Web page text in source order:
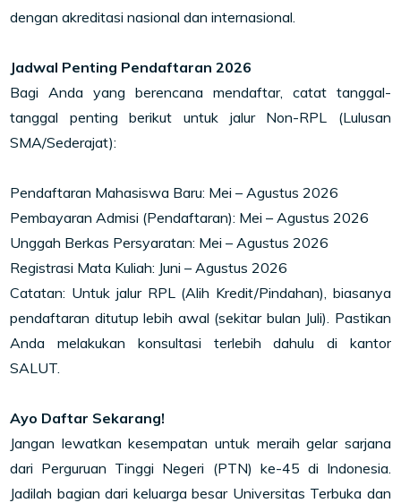
dengan akreditasi nasional dan internasional.
Jadwal Penting Pendaftaran 2026
Bagi Anda yang berencana mendaftar, catat tanggal-
tanggal penting berikut untuk jalur Non-RPL (Lulusan
SMA/Sederajat):
Pendaftaran Mahasiswa Baru: Mei – Agustus 2026
Pembayaran Admisi (Pendaftaran): Mei – Agustus 2026
Unggah Berkas Persyaratan: Mei – Agustus 2026
Registrasi Mata Kuliah: Juni – Agustus 2026
Catatan: Untuk jalur RPL (Alih Kredit/Pindahan), biasanya
pendaftaran ditutup lebih awal (sekitar bulan Juli). Pastikan
Anda melakukan konsultasi terlebih dahulu di kantor
SALUT.
Ayo Daftar Sekarang!
Jangan lewatkan kesempatan untuk meraih gelar sarjana
dari Perguruan Tinggi Negeri (PTN) ke-45 di Indonesia.
Jadilah bagian dari keluarga besar Universitas Terbuka dan